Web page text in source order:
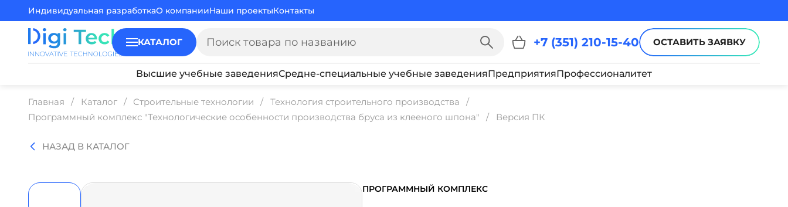
Индивидуальная разработкаО компанииНаши проектыКонтакты
КАТАЛОГ +7 (351) 210-15-40 ОСТАВИТЬ ЗАЯВКУ
Высшие учебные заведенияСредне-специальные учебные заведенияПредприятияПрофессионалитет
Главная Каталог Строительные технологии
Технология строительного производства
Программный комплекс "Технологические особенности производства бруса из клееного шпона"
Версия ПК
НАЗАД В КАТАЛОГ
ПРОГРАММНЫЙ КОМПЛЕКС